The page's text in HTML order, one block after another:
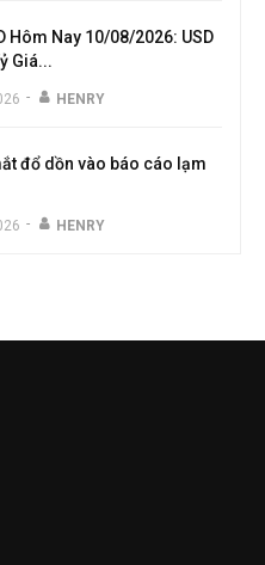
Hôm Nay 10/08/2026: USD
Giá...
- HENRY
đổ dồn vào báo cáo lạm
- HENRY